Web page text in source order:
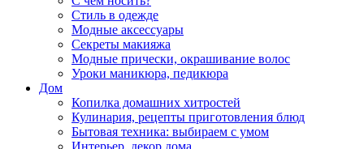
Стиль в одежде
Модные аксессуары
Секреты макияжа
Модные прически, окрашивание волос
Уроки маникюра, педикюра
Дом
Копилка домашних хитростей
Кулинария, рецепты приготовления блюд
Бытовая техника: выбираем с умом
Интерьер, декор дома